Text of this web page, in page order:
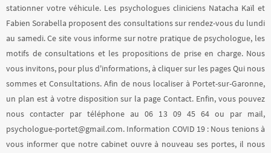
stationner votre véhicule. Les psychologues cliniciens Natacha Kaïl et
Fabien Sorabella proposent des consultations sur rendez-vous du lundi
au samedi. Ce site vous informe sur notre pratique de psychologue, les
motifs de consultations et les propositions de prise en charge. Nous
vous invitons, pour plus d'informations, à cliquer sur les pages Qui nous
sommes et Consultations. Afin de nous localiser à Portet-sur-Garonne,
un plan est à votre disposition sur la page Contact. Enfin, vous pouvez
nous contacter par téléphone au 06 13 09 45 64 ou par mail,
psychologue-portet@gmail.com. Information COVID 19 : Nous tenions à
vous informer que notre cabinet ouvre à nouveau ses portes, il nous